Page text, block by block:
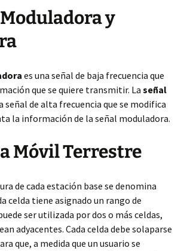
y
es una señal de baja frecuencia que
que se quiere transmitir. La señal
señal de alta frecuencia que se modifica
la información de la señal moduladora.
Móvil Terrestre
de cada estación base se denomina
celda tiene asignado un rango de
ser utilizada por dos o más celdas,
adyacentes. Cada celda debe solaparse
que, a medida que un usuario se